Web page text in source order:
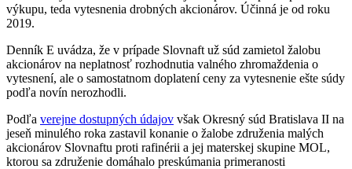
výkupu, teda vytesnenia drobných akcionárov. Účinná je od roku
2019.
Denník E uvádza, že v prípade Slovnaft už súd zamietol žalobu
akcionárov na neplatnosť rozhodnutia valného zhromaždenia o
vytesnení, ale o samostatnom doplatení ceny za vytesnenie ešte súdy
podľa novín nerozhodli.
Podľa verejne dostupných údajov však Okresný súd Bratislava II na
jeseň minulého roka zastavil konanie o žalobe združenia malých
akcionárov Slovnaftu proti rafinérii a jej materskej skupine MOL,
ktorou sa združenie domáhalo preskúmania primeranosti